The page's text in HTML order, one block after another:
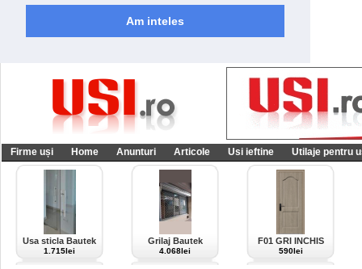
Am inteles
Firme uși Home Anunturi Articole Usi ieftine Utilaje pentru
Usa sticla Bautek
1.715lei
Grilaj Bautek
4.068lei
F01 GRI INCHIS
590lei